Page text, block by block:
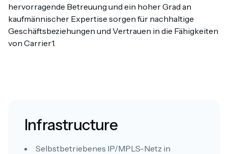
hervorragende Betreuung und ein hoher Grad an
kaufmännischer Expertise sorgen für nachhaltige
Geschäftsbeziehungen und Vertrauen in die Fähigkeiten
von Carrier1.
Infrastructure
Selbstbetriebenes IP/MPLS-Netz in